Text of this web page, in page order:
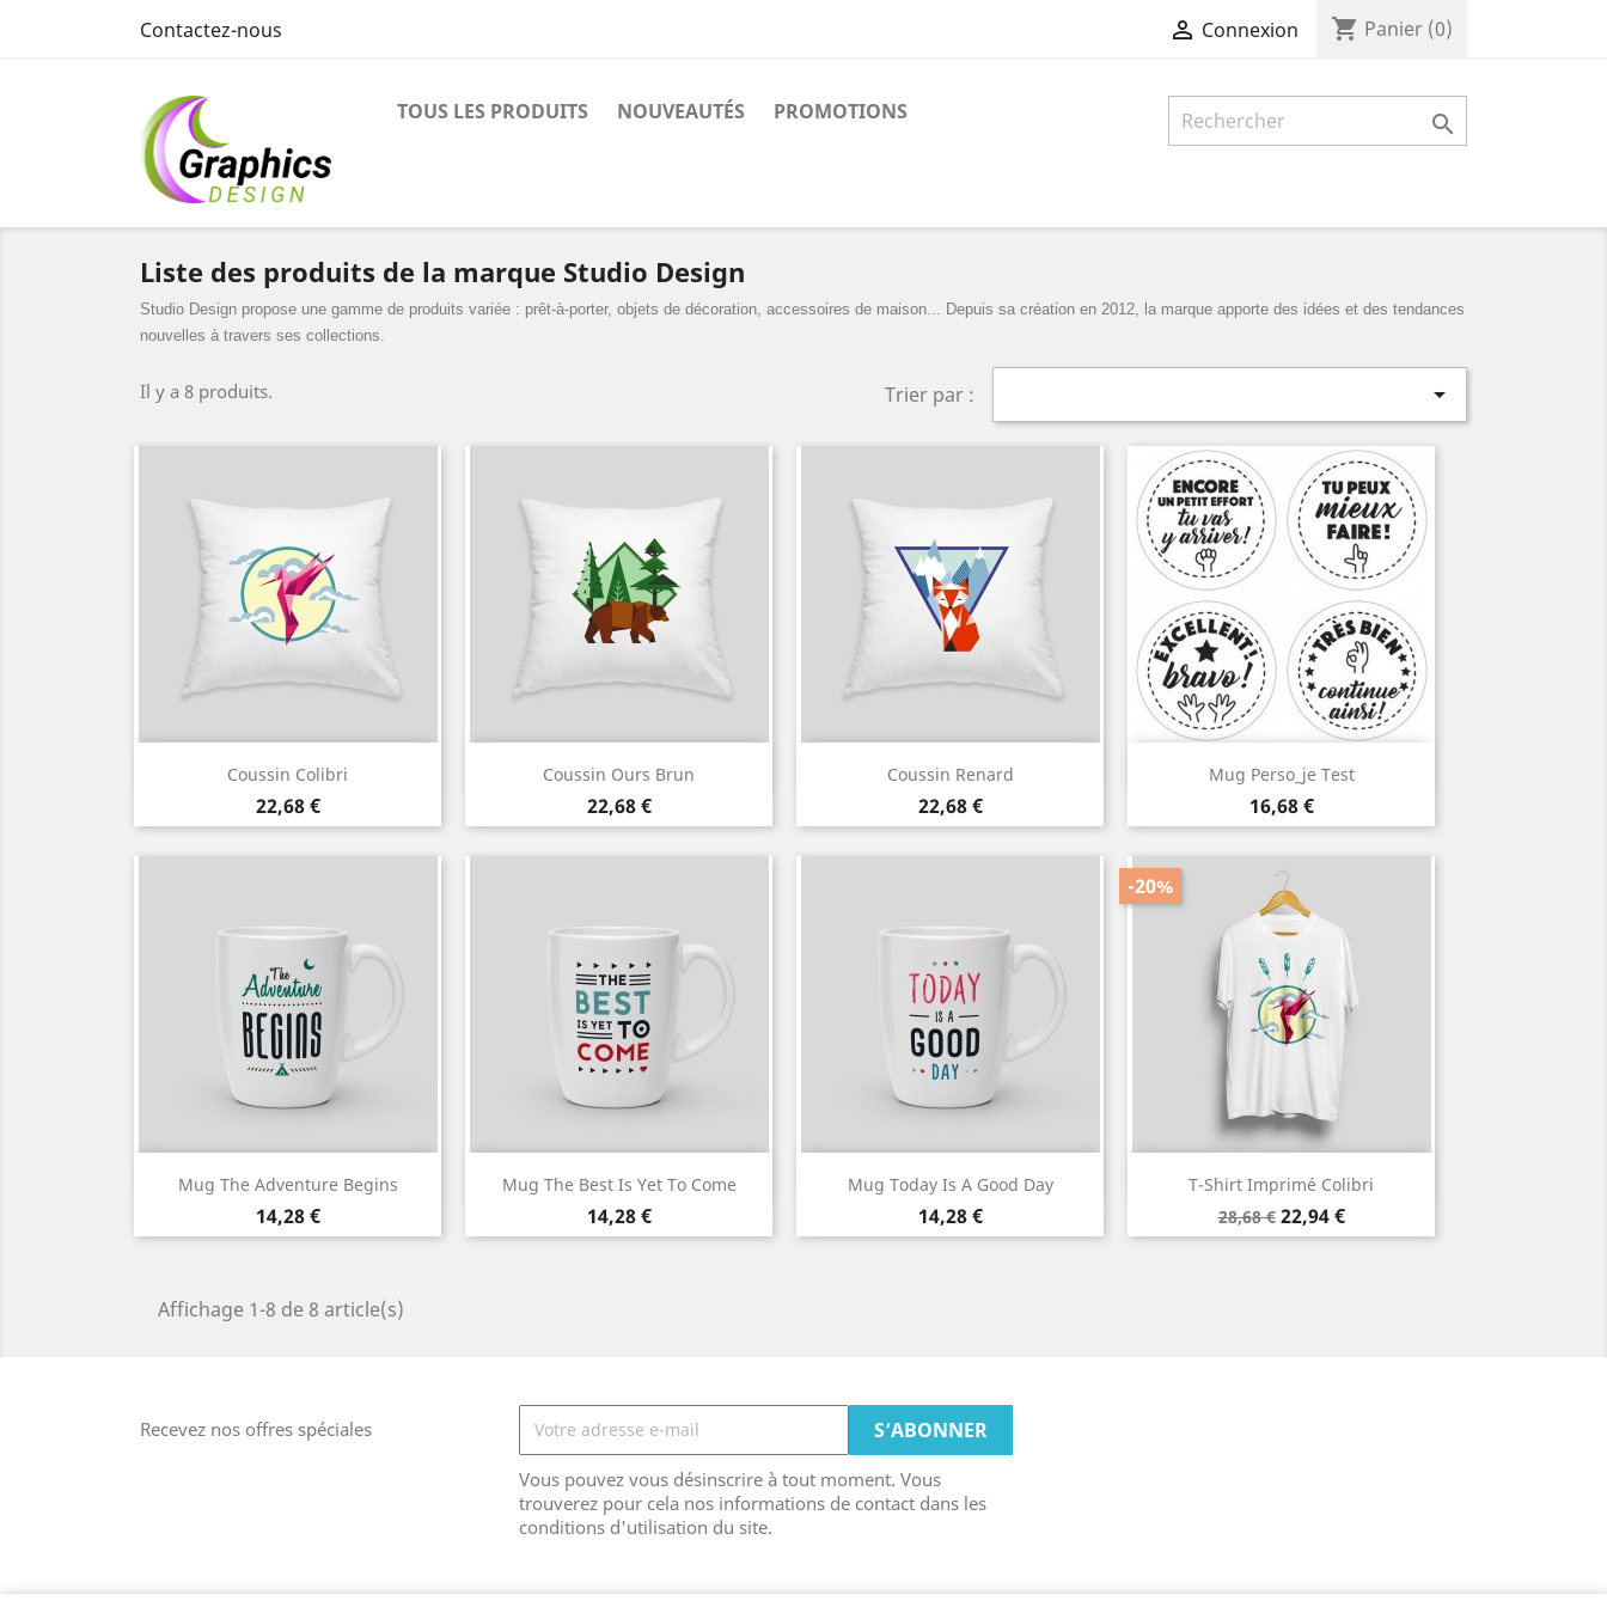
Contactez-nous  Connexion shopping_cart Panier (0)
TOUS LES PRODUITS NOUVEAUTÉS PROMOTIONS 
Liste des produits de la marque Studio Design
Studio Design propose une gamme de produits variée : prêt-à-porter, objets de décoration, accessoires de maison... Depuis sa création en 2012, la marque apporte des idées et des tendances
nouvelles à travers ses collections.
Il y a 8 produits. Trier par : 
Coussin Colibri
Prix
22,68 €
Aperçu rapide
BlancNoir
Coussin Ours Brun
Prix
22,68 €
Aperçu rapide
BlancNoir
Coussin Renard
Prix
22,68 €
Aperçu rapide
BlancNoir
Mug Perso_je Test
Prix
16,68 €
Aperçu rapide
Mug The Adventure Begins
Prix
14,28 €
Aperçu rapide Mug The Best Is Yet To Come
Prix
14,28 €
Aperçu rapide Mug Today Is A Good Day
Prix
14,28 €
Aperçu rapide T-Shirt Imprimé Colibri
Prix
de
28,68 €
-20%
Prix
22,94 €
Aperçu rapide
BlancNoir
Affichage 1-8 de 8 article(s)
Recevez nos offres spéciales
Vous pouvez vous désinscrire à tout moment. Vous
trouverez pour cela nos informations de contact dans les
conditions d'utilisation du site.